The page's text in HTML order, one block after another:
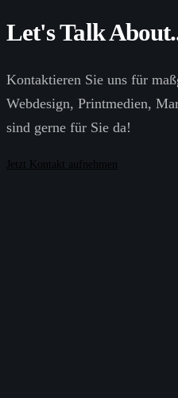
Let's Talk
Kontaktieren Sie uns für
Webdesign, Printmedien,
sind gerne für Sie da!
Jetzt Kontakt aufnehmen